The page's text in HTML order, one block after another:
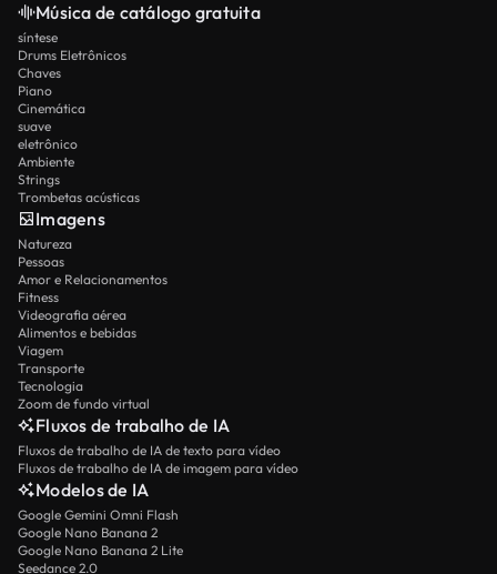
Música de catálogo gratuita
síntese
Drums Eletrônicos
Chaves
Piano
Cinemática
suave
eletrônico
Ambiente
Strings
Trombetas acústicas
Imagens
Natureza
Pessoas
Amor e Relacionamentos
Fitness
Videografia aérea
Alimentos e bebidas
Viagem
Transporte
Tecnologia
Zoom de fundo virtual
Fluxos de trabalho de IA
Fluxos de trabalho de IA de texto para vídeo
Fluxos de trabalho de IA de imagem para vídeo
Modelos de IA
Google Gemini Omni Flash
Google Nano Banana 2
Google Nano Banana 2 Lite
Seedance 2.0